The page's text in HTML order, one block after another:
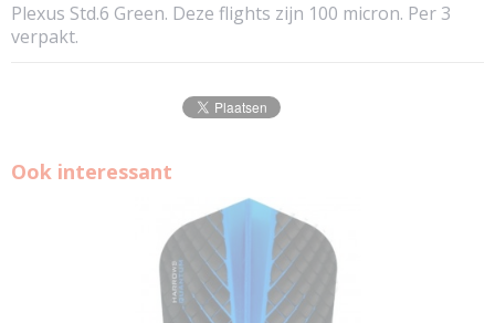
Plexus Std.6 Green. Deze flights zijn 100 micron. Per 3
verpakt.
Ook interessant